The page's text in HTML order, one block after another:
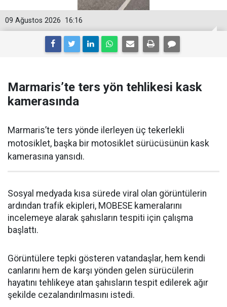
16:16
09 Ağustos 2026
Marmaris’te ters yön tehlikesi kask
kamerasında
Marmaris’te ters yönde ilerleyen üç tekerlekli
motosiklet, başka bir motosiklet sürücüsünün kask
kamerasına yansıdı.
Sosyal medyada kısa sürede viral olan görüntülerin
ardından trafik ekipleri, MOBESE kameralarını
incelemeye alarak şahısların tespiti için çalışma
başlattı.
Görüntülere tepki gösteren vatandaşlar, hem kendi
canlarını hem de karşı yönden gelen sürücülerin
hayatını tehlikeye atan şahısların tespit edilerek ağır
şekilde cezalandırılmasını istedi.